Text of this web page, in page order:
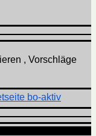
, Vorschläge